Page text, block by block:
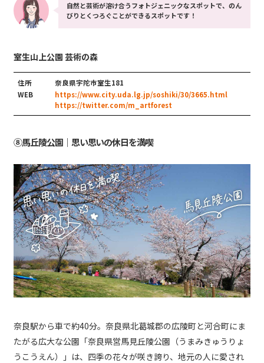
自然と芸術が溶け合うフォトジェニックなスポットで、のん
びりとくつろぐことができるスポットです！
室生山上公園 芸術の森
住所
奈良県宇陀市室生181
WEB
https://www.city.uda.lg.jp/soshiki/30/3665.html
https://twitter.com/m_artforest
⑧馬丘陵公園｜思い思いの休日を満喫
奈良駅から車で約40分。奈良県北葛城郡の広陵町と河合町にま
たがる広大な公園「奈良県営馬見丘陵公園（うまみきゅうりょ
うこうえん）」は、四季の花々が咲き誇り、地元の人に愛され